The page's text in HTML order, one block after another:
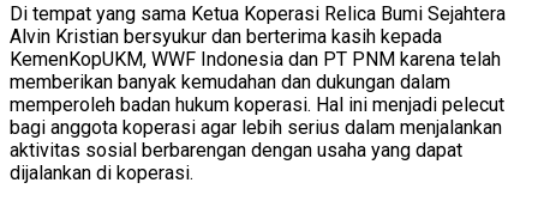
Di tempat yang sama Ketua Koperasi Relica Bumi Sejahtera
Alvin Kristian bersyukur dan berterima kasih kepada
KemenKopUKM, WWF Indonesia dan PT PNM karena telah
memberikan banyak kemudahan dan dukungan dalam
memperoleh badan hukum koperasi. Hal ini menjadi pelecut
bagi anggota koperasi agar lebih serius dalam menjalankan
aktivitas sosial berbarengan dengan usaha yang dapat
dijalankan di koperasi.